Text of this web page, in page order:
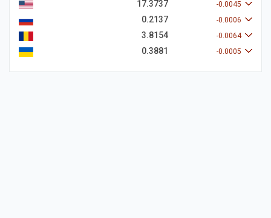
17.3737 -0.0045
0.2137 -0.0006
3.8154 -0.0064
0.3881 -0.0005